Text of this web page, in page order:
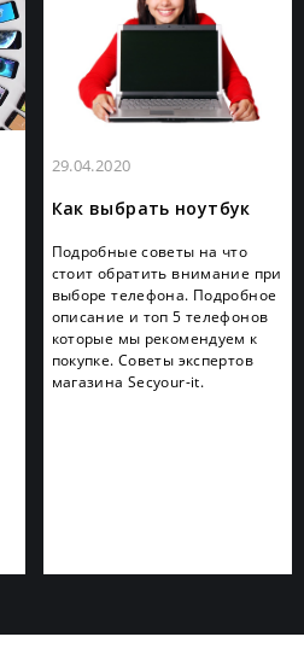
29.04.2020
Как выбрать ноутбук
Подробные советы на что
стоит обратить внимание при
выборе телефона. Подробное
описание и топ 5 телефонов
которые мы рекомендуем к
покупке. Советы экспертов
магазина Secyour-it.